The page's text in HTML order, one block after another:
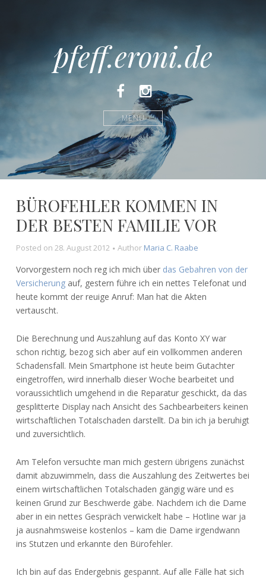
pfeff.eroni.de
FacebookInstagram
MENÜ
BÜROFEHLER KOMMEN IN
DER BESTEN FAMILIE VOR
Posted on 28. August 2012 Author Maria C. Raabe
Vorvorgestern noch reg ich mich über das Gebahren von der
Versicherungauf, gestern führe ich ein nettes Telefonat und
heute kommt der reuige Anruf: Man hat die Akten
vertauscht.
Die Berechnung und Auszahlung auf das Konto XY war
schon richtig, bezog sich aber auf ein vollkommen anderen
Schadensfall. Mein Smartphone ist heute beim Gutachter
eingetroffen, wird innerhalb dieser Woche bearbeitet und
voraussichtlich umgehend in die Reparatur geschickt, da das
gesplitterte Display nach Ansicht des Sachbearbeiters keinen
wirtschaftlichen Totalschaden darstellt. Da bin ich ja beruhigt
und zuversichtlich.
Am Telefon versuchte man mich gestern übrigens zunächst
damit abzuwimmeln, dass die Auszahlung des Zeitwertes bei
einem wirtschaftlichen Totalschaden gängig wäre und es
keinen Grund zur Beschwerde gäbe. Nachdem ich die Dame
aber in ein nettes Gespräch verwickelt habe – Hotline war ja
ja ausnahmsweise kostenlos – kam die Dame irgendwann
ins Stutzen und erkannte den Bürofehler.
Ich bin auf das Endergebnis gespannt. Auf alle Fälle hat sich